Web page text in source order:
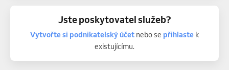
Jste poskytovatel služeb?
Vytvořte si podnikatelský účetnebo se přihlastek
existujícímu.